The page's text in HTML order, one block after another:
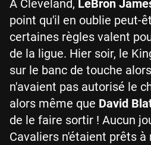
A Cleveland, LeBron
point qu'il en oublie peut-
certaines règles valent
de la ligue. Hier soir, le
sur le banc de touche
n'avaient pas autorisé le
alors même que David
de le faire sortir ! Aucun
Cavaliers n'étaient prêts à